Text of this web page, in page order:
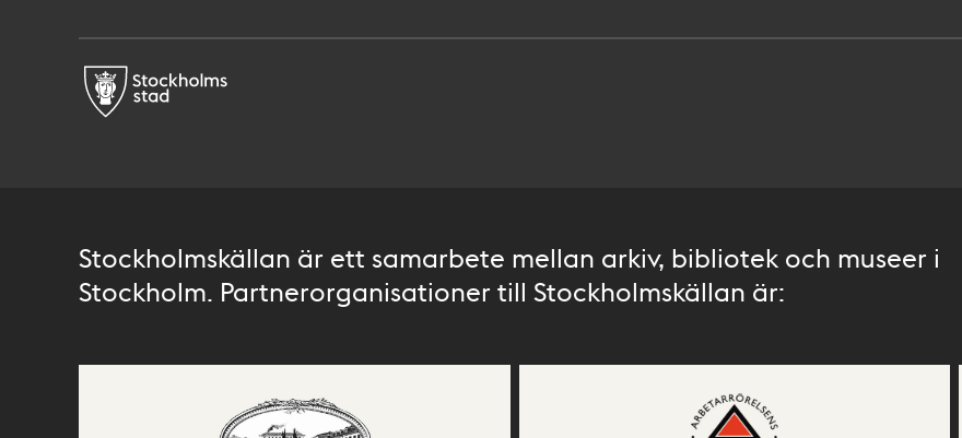
Stockholmskällan är ett samarbete mellan arkiv, bibliotek och museer i
Stockholm. Partnerorganisationer till Stockholmskällan är: